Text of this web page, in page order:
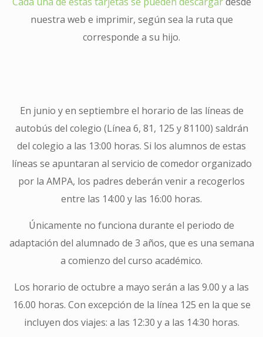
nuestra web e imprimir, según sea la ruta que
corresponde a su hijo.
En junio y en septiembre el horario de las líneas de
autobús del colegio (Línea 6, 81, 125 y 81100) saldrán
del colegio a las 13:00 horas. Si los alumnos de estas
líneas se apuntaran al servicio de comedor organizado
por la AMPA, los padres deberán venir a recogerlos
entre las 14:00 y las 16:00 horas.
Únicamente no funciona durante el periodo de
adaptación del alumnado de 3 años, que es una semana
a comienzo del curso académico.
Los horario de octubre a mayo serán a las 9.00 y a las
16.00 horas. Con excepción de la línea 125 en la que se
incluyen dos viajes: a las 12:30 y a las 14:30 horas.